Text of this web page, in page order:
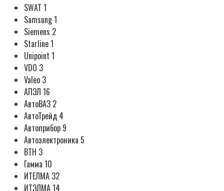
SWAT 1
Samsung 1
Siemens 2
Starline 1
Unipoint 1
VDO 3
Valeo 3
АПЭЛ 16
АвтоВАЗ 2
АвтоТрейд 4
Автоприбор 9
Автоэлектроника 5
ВТН 3
Гамма 10
ИТЕЛМА 32
ИТЭЛМА 14